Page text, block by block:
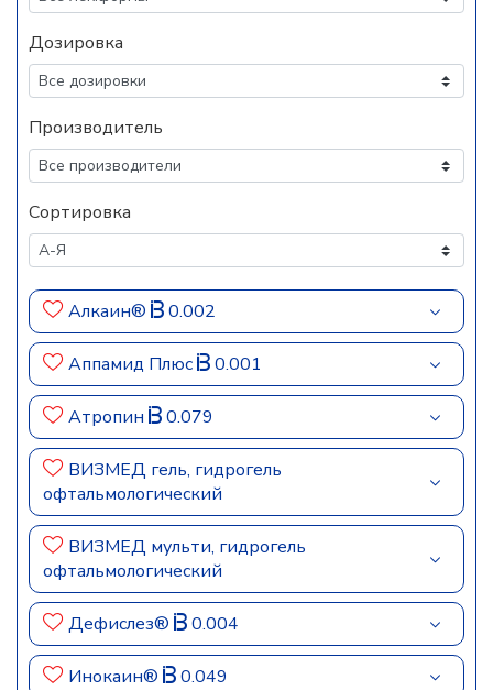
Дозировка
Производитель
Сортировка
Алкаин® 0.002
Аппамид Плюс 0.001
Атропин 0.079
ВИЗМЕД гель, гидрогель
офтальмологический
ВИЗМЕД мульти, гидрогель
офтальмологический
Дефислез® 0.004
Инокаин® 0.049